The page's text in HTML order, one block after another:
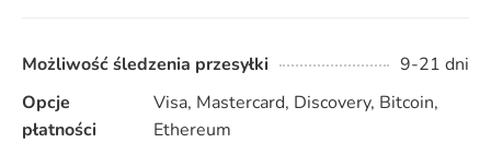
Możliwość śledzenia przesyłki
9-21 dni
Opcje
płatności
Visa, Mastercard, Discovery, Bitcoin,
Ethereum